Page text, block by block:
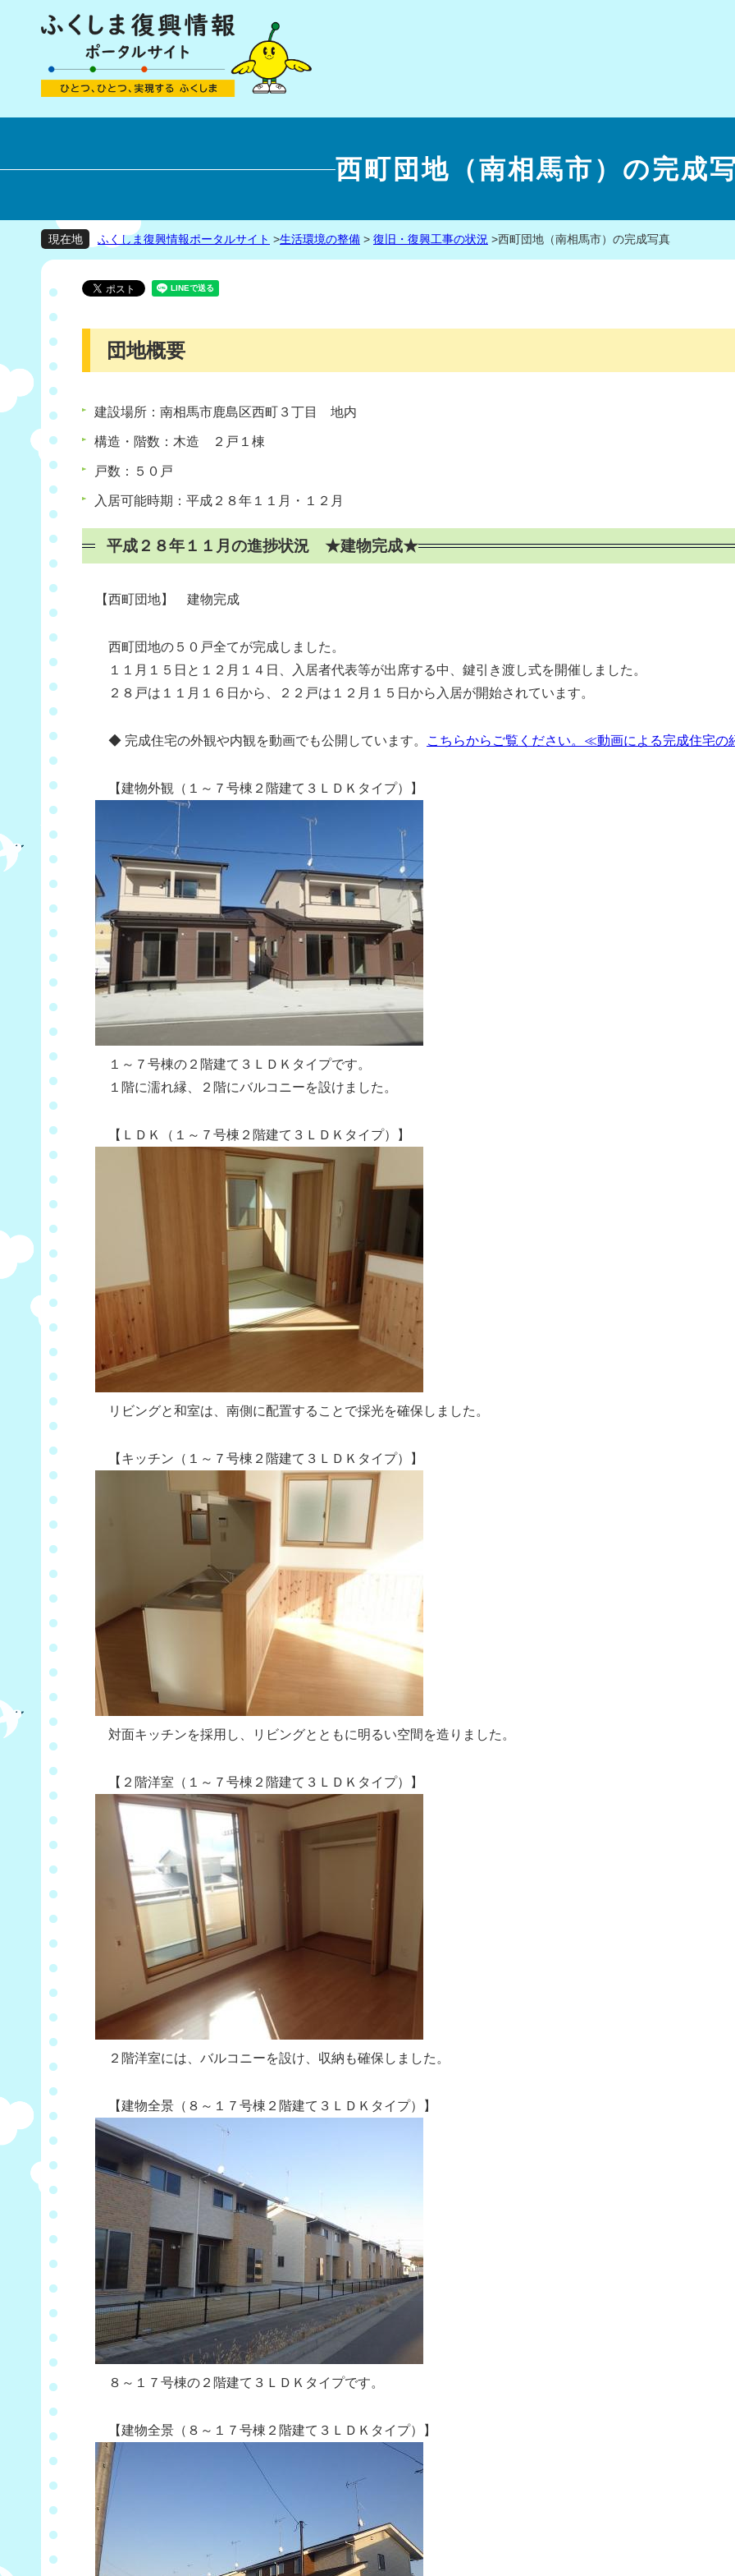
西町団地（南相馬市）の完成
現在地 ふくしま復興情報ポータルサイト >生活環境の整備 > 復旧・復興工事の状況 >西町団地（南相馬市）の完成写真
団地概要
建設場所：南相馬市鹿島区西町３丁目 地内
構造・階数：木造 ２戸１棟
戸数：５０戸
入居可能時期：平成２８年１１月・１２月
平成２８年１１月の進捗状況 ★建物完成★
【西町団地】 建物完成
西町団地の５０戸全てが完成しました。
１１月１５日と１２月１４日、入居者代表等が出席する中、鍵引き渡し式を開催しました。
２８戸は１１月１６日から、２２戸は１２月１５日から入居が開始されています。
◆ 完成住宅の外観や内観を動画でも公開しています。 こちらからご覧ください。≪動画による完成住宅
【建物外観（１～７号棟２階建て３ＬＤＫタイプ）】
１～７号棟の２階建て３ＬＤＫタイプです。
１階に濡れ縁、２階にバルコニーを設けました。
【ＬＤＫ（１～７号棟２階建て３ＬＤＫタイプ）】
リビングと和室は、南側に配置することで採光を確保しました。
【キッチン（１～７号棟２階建て３ＬＤＫタイプ）】
対面キッチンを採用し、リビングとともに明るい空間を造りました。
【２階洋室（１～７号棟２階建て３ＬＤＫタイプ）】
２階洋室には、バルコニーを設け、収納も確保しました。
【建物全景（８～１７号棟２階建て３ＬＤＫタイプ）】
８～１７号棟の２階建て３ＬＤＫタイプです。
【建物全景（８～１７号棟２階建て３ＬＤＫタイプ）】